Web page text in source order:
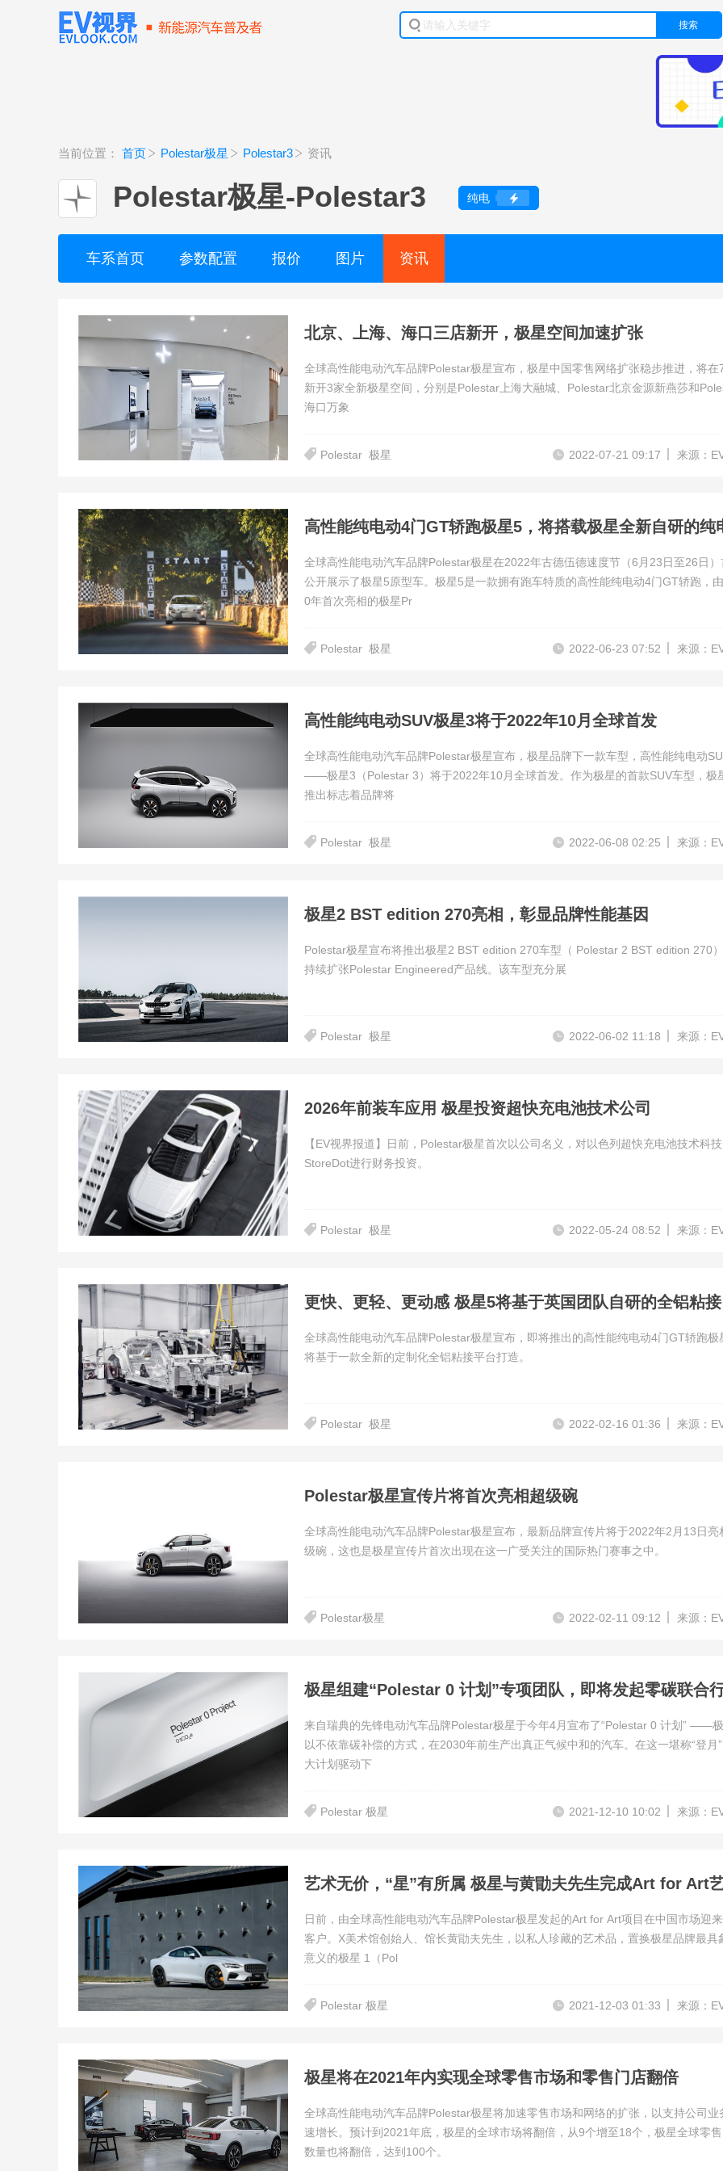
搜索
当前位置： 首页 Polestar极星 Polestar3 资讯
Polestar极星-Polestar3 纯电
车系首页 参数配置 报价 图片 资讯
北京、上海、海口三店新开，极星空间加速扩张
全球高性能电动汽车品牌Polestar极星宣布，极星中国零售网络扩张稳步推进，将在
新开3家全新极星空间，分别是Polestar上海大融城、Polestar北京金源新燕莎和
海口万象
Polestar 极星 来源：
2022-07-21 09:17
全球高性能电动汽车品牌Polestar极星在2022年古德伍德速度节（6月23日至26日）
公开展示了极星5原型车。极星5是一款拥有跑车特质的高性能纯电动4门GT轿跑，
0年首次亮相的极星Pr
Polestar 极星 来源：
2022-06-23 07:52
高性能纯电动SUV极星3将于2022年10月全球首发
全球高性能电动汽车品牌Polestar极星宣布，极星品牌下一款车型，高性能纯电动
——极星3（Polestar 3）将于2022年10月全球首发。作为极星的首款SUV车型，极
推出标志着品牌将
Polestar 极星 来源：
2022-06-08 02:25
极星2 BST edition 270亮相，彰显品牌性能基因
Polestar极星宣布将推出极星2 BST edition 270车型（ Polestar 2 BST edition 270）
持续扩张Polestar Engineered产品线。该车型充分展
Polestar 极星 来源：
2022-06-02 11:18
2026年前装车应用 极星投资超快充电池技术公司
【EV视界报道】日前，Polestar极星首次以公司名义，对以色列超快充电池技术科
StoreDot进行财务投资。
Polestar 极星 来源：
2022-05-24 08:52
更快
全球高性能电动汽车品牌Polestar极星宣布，即将推出的高性能纯电动4门GT轿跑极
将基于一款全新的定制化全铝粘接平台打造。
Polestar 极星 来源：
2022-02-16 01:36
Polestar极星宣传片将首次亮相超级碗
全球高性能电动汽车品牌Polestar极星宣布，最新品牌宣传片将于2022年2月13日亮
级碗，这也是极星宣传片首次出现在这一广受关注的国际热门赛事之中。
Polestar极星 来源：
2022-02-11 09:12
来自瑞典的先锋电动汽车品牌Polestar极星于今年4月宣布了“Polestar 0 计划” ——
以不依靠碳补偿的方式，在2030年前生产出真正气候中和的汽车。在这一堪称“登月
大计划驱动下
Polestar 极星 来源：
2021-12-10 10:02
日前，由全球高性能电动汽车品牌Polestar极星发起的Art for Art项目在中国市场迎
客户。X美术馆创始人、馆长黄勖夫先生，以私人珍藏的艺术品，置换极星品牌最具
意义的极星 1（Pol
Polestar 极星 来源：
2021-12-03 01:33
极星将在2021年内实现全球零售市场和零售门店翻倍
全球高性能电动汽车品牌Polestar极星将加速零售市场和网络的扩张，以支持公司业
速增长。预计到2021年底，极星的全球市场将翻倍，从9个增至18个，极星全球零
数量也将翻倍，达到100个。